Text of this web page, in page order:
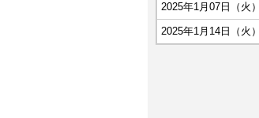
2025年1月07日（火
2025年1月14日（火